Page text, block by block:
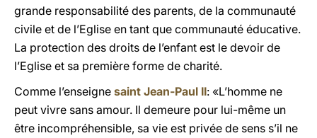
grande responsabilité des parents, de la communauté
civile et de l’Eglise en tant que communauté éducative.
La protection des droits de l’enfant est le devoir de
l’Eglise et sa première forme de charité.
Comme l’enseigne saint Jean-Paul II: «L’homme ne
peut vivre sans amour. Il demeure pour lui-même un
être incompréhensible, sa vie est privée de sens s’il ne